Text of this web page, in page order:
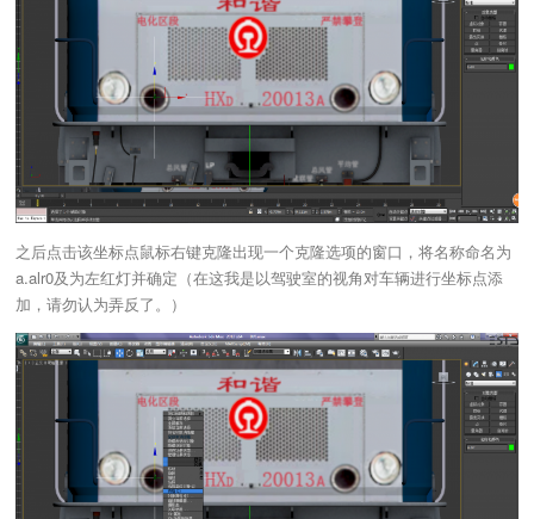
之后点击该坐标点鼠标右键克隆出现一个克隆选项的窗口，将名称命名为
a.alr0及为左红灯并确定（在这我是以驾驶室的视角对车辆进行坐标点添
加，请勿认为弄反了。）